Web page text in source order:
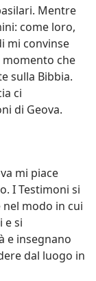
Mentre
come loro,
mi convinse
momento che
sulla Bibbia.
ci
di Geova.
mi piace
I Testimoni si
modo in cui
e si
e insegnano
dal luogo in